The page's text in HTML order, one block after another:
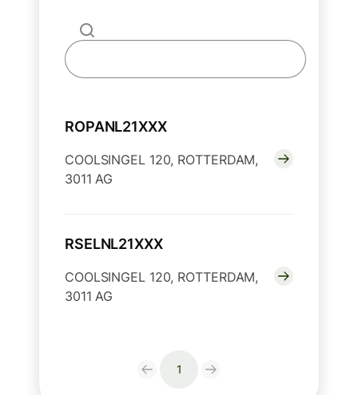
ROPANL21XXX
COOLSINGEL 120, ROTTERDAM,
3011 AG
RSELNL21XXX
COOLSINGEL 120, ROTTERDAM,
3011 AG
1